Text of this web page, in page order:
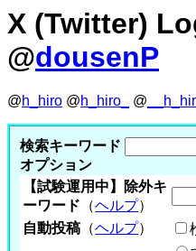
X (Twitter)
@dousenP
@h_hiro @h_hiro_ @
検索キーワード
オプション
【試験運用中】除外キ
ーワード （ヘルプ）
自動投稿 （ヘルプ）